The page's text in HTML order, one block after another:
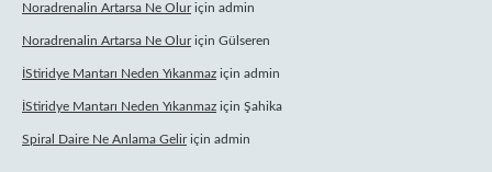
Noradrenalin Artarsa Ne Oluriçin admin
Noradrenalin Artarsa Ne Oluriçin Gülseren
İStiridye Mantarı Neden Yıkanmaz için admin
İStiridye Mantarı Neden Yıkanmaz için Şahika
Spiral Daire Ne Anlama Geliriçin admin